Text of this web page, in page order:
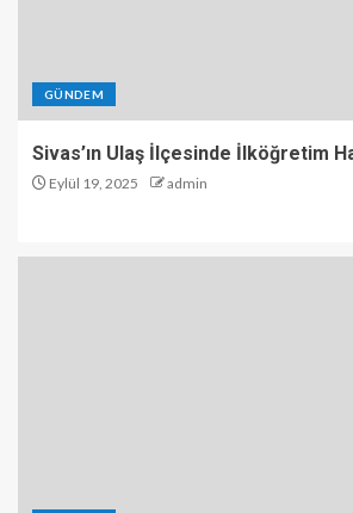
GÜNDEM
Sivas’ın Ulaş İlçesinde İlköğretim
Eylül 19, 2025 admin